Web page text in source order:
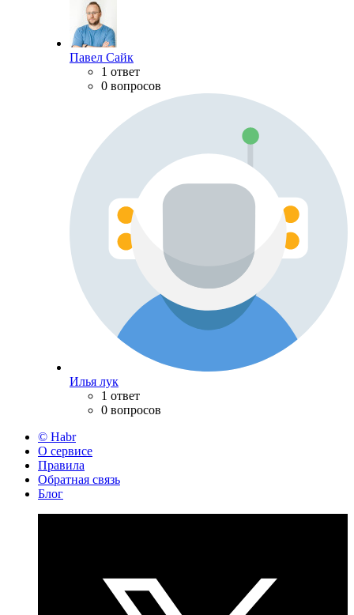
Павел Сайк
1 ответ
0 вопросов
Илья лук
1 ответ
0 вопросов
© Habr
О сервисе
Правила
Обратная связь
Блог